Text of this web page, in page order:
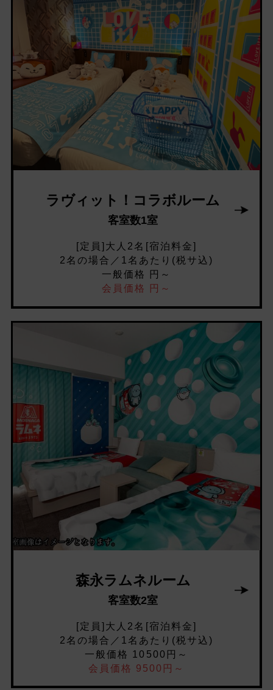
ラヴィット！コラボルーム
客室数1室
[定員]大人2名[宿泊料金]
2名の場合／1名あたり(税サ込)
一般価格 円～
会員価格 円～
森永ラムネルーム
客室数2室
[定員]大人2名[宿泊料金]
2名の場合／1名あたり(税サ込)
一般価格 10500円～
会員価格 9500円～